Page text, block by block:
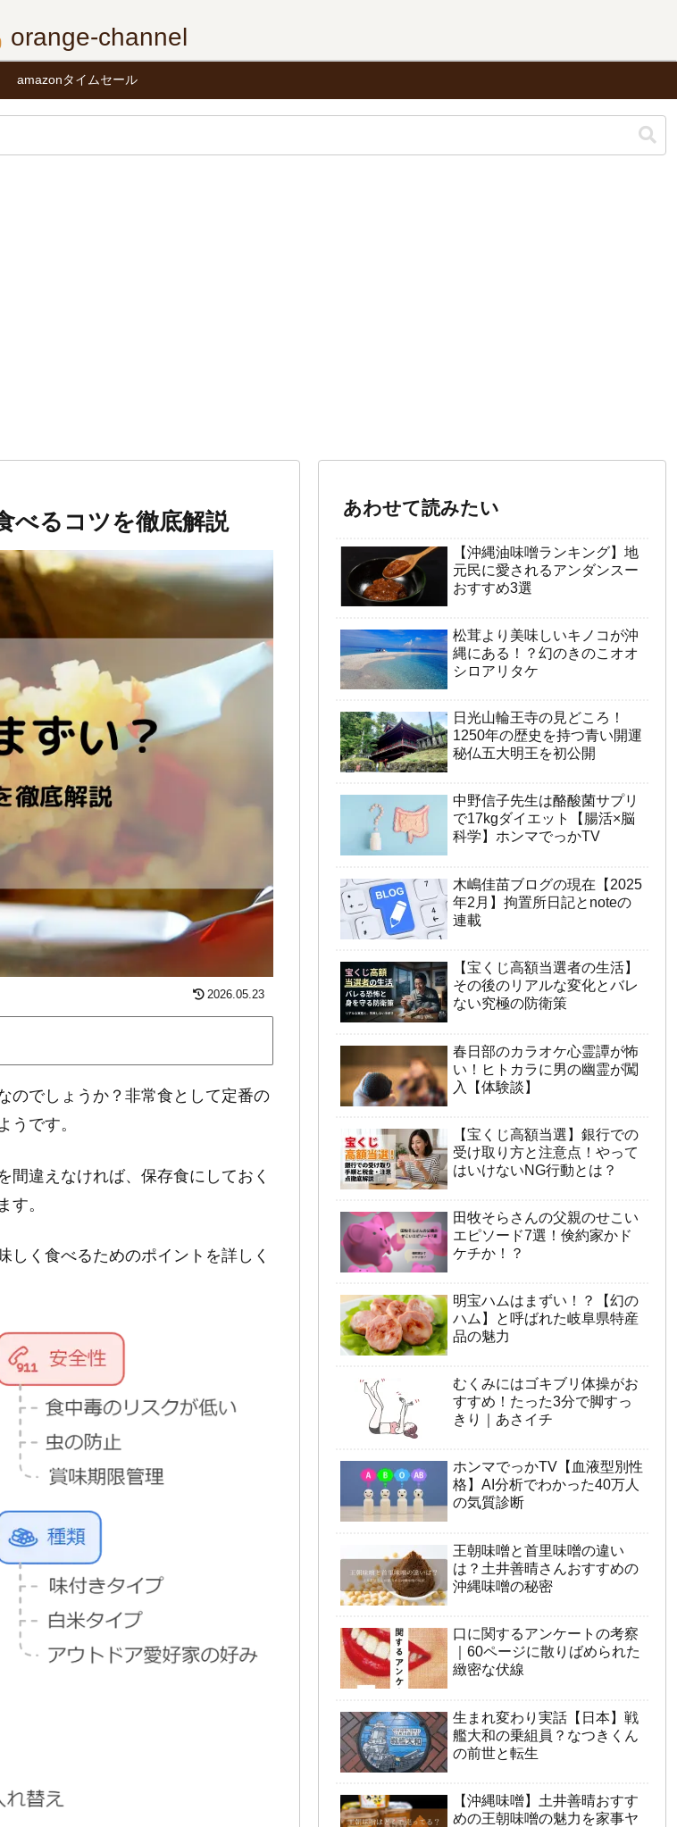
orange-channel
amazonタイムセール
べるコツを徹底解説
2026.05.23
のでしょうか？非常食として定番の
うです。
間違えなければ、保存食にしておく
す。
しく食べるためのポイントを詳しく
あわせて読みたい
【沖縄油味噌ランキング】地
元民に愛されるアンダンスー
おすすめ3選
松茸より美味しいキノコが沖
縄にある！？幻のきのこオオ
シロアリタケ
日光山輪王寺の見どころ！
1250年の歴史を持つ青い開運
秘仏五大明王を初公開
中野信子先生は酪酸菌サプリ
で17kgダイエット【腸活×脳
科学】ホンマでっかTV
木嶋佳苗ブログの現在【2025
年2月】拘置所日記とnoteの
連載
【宝くじ高額当選者の生活】
その後のリアルな変化とバレ
ない究極の防衛策
春日部のカラオケ心霊譚が怖
い！ヒトカラに男の幽霊が闖
入【体験談】
【宝くじ高額当選】銀行での
受け取り方と注意点！やって
はいけないNG行動とは？
田牧そらさんの父親のせこい
エピソード7選！倹約家かド
ケチか！？
明宝ハムはまずい！？【幻の
ハム】と呼ばれた岐阜県特産
品の魅力
むくみにはゴキブリ体操がお
すすめ！たった3分で脚すっ
きり｜あさイチ
ホンマでっかTV【血液型別性
格】AI分析でわかった40万人
の気質診断
王朝味噌と首里味噌の違い
は？土井善晴さんおすすめの
沖縄味噌の秘密
口に関するアンケートの考察
｜60ページに散りばめられた
緻密な伏線
生まれ変わり実話【日本】戦
艦大和の乗組員？なつきくん
の前世と転生
【沖縄味噌】土井善晴おすす
めの王朝味噌の魅力を家事ヤ